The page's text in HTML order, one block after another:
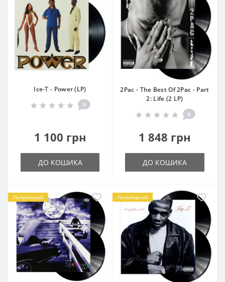
Ice-T - Power (LP)
0
1 100 грн
ДО КОШИКА
2Pac - The Best Of 2Pac - Part
2: Life (2 LP)
0
1 848 грн
ДО КОШИКА
Популярний Популярний